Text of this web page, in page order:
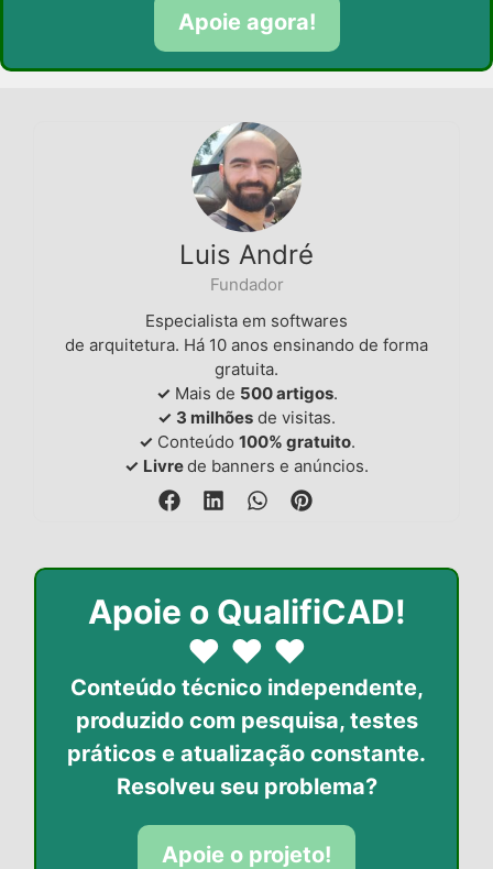
Apoie agora!
Luis André
Fundador
Especialista em softwares
de arquitetura. Há 10 anos ensinando de forma
gratuita.
✓Mais de 500 artigos.
✓ 3 milhões de visitas.
✓Conteúdo 100% gratuito.
✓ Livrede banners e anúncios.
Apoie o QualifiCAD!
♥ ♥ ♥
Conteúdo técnico independente,
produzido com pesquisa, testes
práticos e atualização constante.
Resolveu seu problema?
Apoie o projeto!